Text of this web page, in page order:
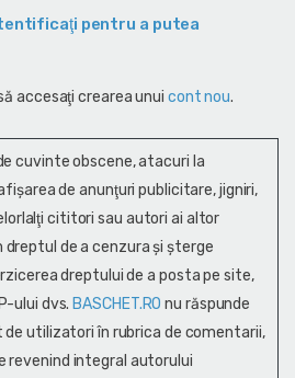
pentru a putea
accesaţi crearea unui cont nou.
cuvinte obscene, atacuri la
de anunţuri publicitare, jigniri,
cititori sau autori ai altor
de a cenzura și şterge
dreptului de a posta pe site,
ului dvs. BASCHET.RO nu răspunde
utilizatori în rubrica de comentarii,
revenind integral autorului